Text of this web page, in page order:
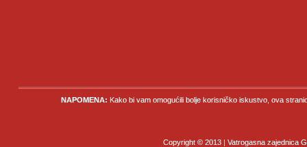
NAPOMENA: Kako bi vam omogućili bolje korisničko iskustvo, ova
Copyright © 2013 | Vatrogasna zajednica